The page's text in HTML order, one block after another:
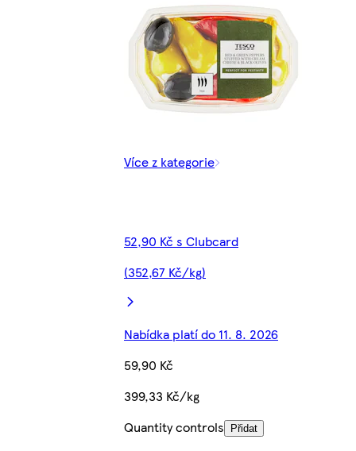
Více z kategorie
52,90 Kč s Clubcard
(352,67 Kč/kg)
Nabídka platí do 11. 8. 2026
59,90 Kč
399,33 Kč/kg
Quantity controls
Přidat